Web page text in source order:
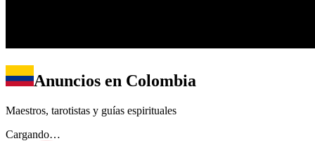
Anuncios en Colombia
Maestros, tarotistas y guías espirituales
Cargando…